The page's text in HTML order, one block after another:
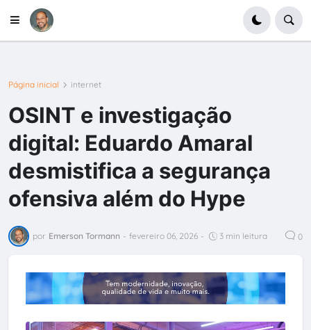
Página inicial internet
OSINT e investigação
digital: Eduardo Amaral
desmistifica a segurança
ofensiva além do Hype
por Emerson Tormann - fevereiro 06, 2026 - 3 min leitura 0